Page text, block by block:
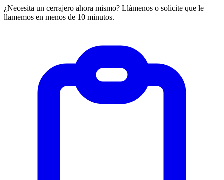
¿Necesita un cerrajero ahora mismo? Llámenos o solicite que le
llamemos en menos de 10 minutos.